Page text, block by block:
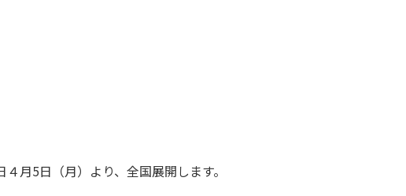
5日（月）より、全国展開します。